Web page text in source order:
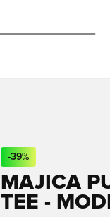
-39%
MAJICA
TEE -